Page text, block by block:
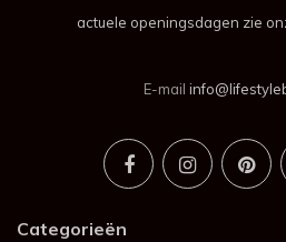
actuele openingsdagen zie
E-mail
Categorieën